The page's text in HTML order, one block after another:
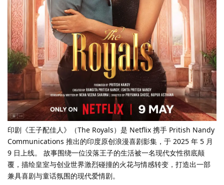
印剧《王子配佳人》（The Royals）是 Netflix 携手 Pritish Nandy
Communications 推出的印度原创浪漫喜剧影集，于 2025 年 5 月
9 日上线。 故事围绕一位没落王子的生活被一名现代女性彻底颠
覆，描绘皇室与创业世界激烈碰撞的火花与情感转变，打造出一部
兼具喜剧与童话氛围的现代爱情剧。